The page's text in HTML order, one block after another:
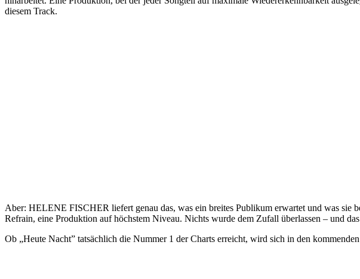
diesem Track.
Aber: HELENE FISCHER liefert genau das, was ein breites Publikum erwartet und was sie
Refrain, eine Produktion auf höchstem Niveau. Nichts wurde dem Zufall überlassen – und
Ob „Heute Nacht” tatsächlich die Nummer 1 der Charts erreicht, wird sich in den